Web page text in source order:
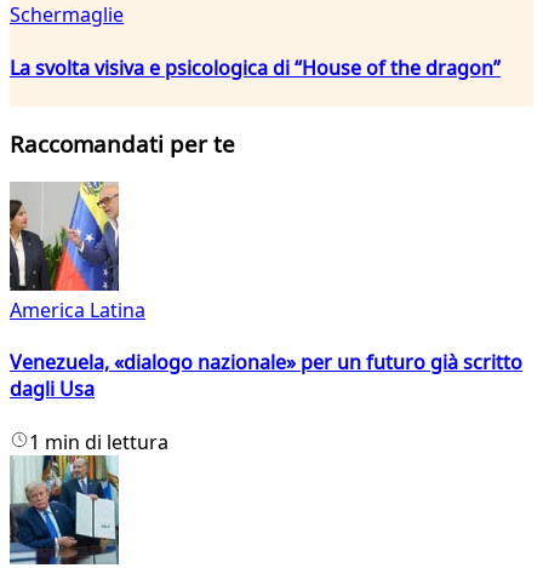
Schermaglie
La svolta visiva e psicologica di “House of the dragon”
Raccomandati per te
America Latina
Venezuela, «dialogo nazionale» per un futuro già scritto
dagli Usa
1 min di lettura